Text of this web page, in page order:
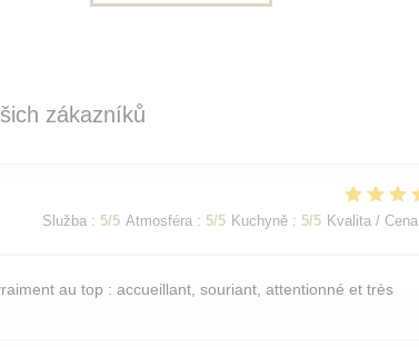
zákazníků
Služba : 5/5 Atmosféra : 5/5 Kuchyně : 5/5 Kvalita / Cena
au top : accueillant, souriant, attentionné et très